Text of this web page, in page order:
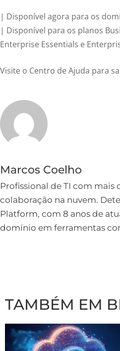
| Disponível agora para os
| Disponível para os planos
Enterprise Essentials e
Visite o Centro de Ajuda para
Marcos Coelho
Profissional de TI com mais
colaboração na nuvem.
Platform, com 8 anos de
domínio em ferramentas
TAMBÉM EM